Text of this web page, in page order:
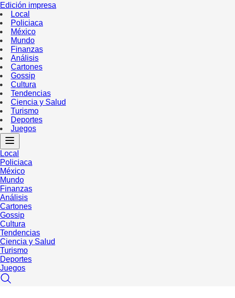
Edición impresa
Local
Policiaca
México
Mundo
Finanzas
Análisis
Cartones
Gossip
Cultura
Tendencias
Ciencia y Salud
Turismo
Deportes
Juegos
Local
Policiaca
México
Mundo
Finanzas
Análisis
Cartones
Gossip
Cultura
Tendencias
Ciencia y Salud
Turismo
Deportes
Juegos